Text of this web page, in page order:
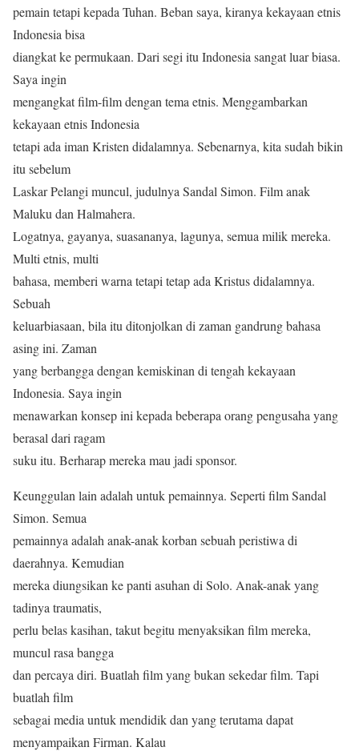
pemain tetapi kepada Tuhan. Beban saya, kiranya kekayaan etnis
Indonesia bisa
diangkat ke permukaan. Dari segi itu Indonesia sangat luar biasa.
Saya ingin
mengangkat film-film dengan tema etnis. Menggambarkan
kekayaan etnis Indonesia
tetapi ada iman Kristen didalamnya. Sebenarnya, kita sudah bikin
itu sebelum
Laskar Pelangi muncul, judulnya Sandal Simon. Film anak
Maluku dan Halmahera.
Logatnya, gayanya, suasananya, lagunya, semua milik mereka.
Multi etnis, multi
bahasa, memberi warna tetapi tetap ada Kristus didalamnya.
Sebuah
keluarbiasaan, bila itu ditonjolkan di zaman gandrung bahasa
asing ini. Zaman
yang berbangga dengan kemiskinan di tengah kekayaan
Indonesia. Saya ingin
menawarkan konsep ini kepada beberapa orang pengusaha yang
berasal dari ragam
suku itu. Berharap mereka mau jadi sponsor.
Keunggulan lain adalah untuk pemainnya. Seperti film Sandal
Simon. Semua
pemainnya adalah anak-anak korban sebuah peristiwa di
daerahnya. Kemudian
mereka diungsikan ke panti asuhan di Solo. Anak-anak yang
tadinya traumatis,
perlu belas kasihan, takut begitu menyaksikan film mereka,
muncul rasa bangga
dan percaya diri. Buatlah film yang bukan sekedar film. Tapi
buatlah film
sebagai media untuk mendidik dan yang terutama dapat
menyampaikan Firman. Kalau